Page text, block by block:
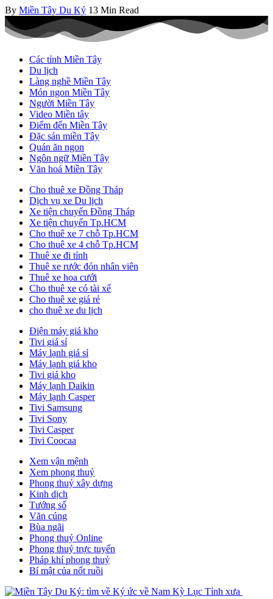
By Miền Tây Du Ký 13 Min Read
Các tỉnh Miền Tây
Du lịch
Làng nghề Miền Tây
Món ngon Miền Tây
Người Miền Tây
Video Miền tây
Điểm đến Miền Tây
Đặc sản miền Tây
Quán ăn ngon
Ngôn ngữ Miền Tây
Văn hoá Miền Tây
Cho thuê xe Đồng Tháp
Dịch vụ xe Du lịch
Xe tiện chuyến Đồng Tháp
Xe tiện chuyến Tp.HCM
Cho thuê xe 7 chỗ Tp.HCM
Cho thuê xe 4 chỗ Tp.HCM
Thuê xe đi tỉnh
Thuê xe rước đón nhân viên
Thuê xe hoa cưới
Cho thuê xe có tài xế
Cho thuê xe giá rẻ
cho thuê xe du lịch
Điện máy giá kho
Tivi giá sỉ
Máy lạnh giá sỉ
Máy lạnh giá kho
Tivi giá kho
Máy lạnh Daikin
Máy lạnh Casper
Tivi Samsung
Tivi Sony
Tivi Casper
Tivi Coocaa
Xem vận mệnh
Xem phong thuỷ
Phong thuỷ xây dựng
Kinh dịch
Tướng số
Văn cúng
Bùa ngãi
Phong thuỷ Online
Phong thuỷ trực tuyến
Pháp khí phong thuỷ
Bí mật của nốt ruồi